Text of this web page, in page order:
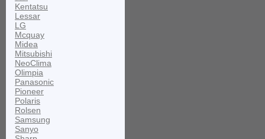
Kentatsu
Lessar
LG
Mcquay
Midea
Mitsubishi
NeoClima
Olimpia
Panasonic
Pioneer
Polaris
Rolsen
Samsung
Sanyo